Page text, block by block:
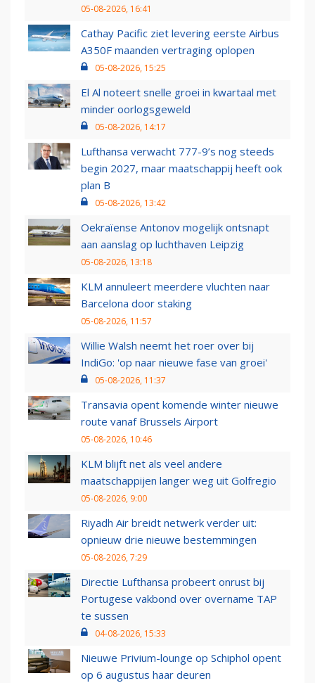
05-08-2026, 16:41
Cathay Pacific ziet levering eerste Airbus
A350F maanden vertraging oplopen
05-08-2026, 15:25
El Al noteert snelle groei in kwartaal met
minder oorlogsgeweld
05-08-2026, 14:17
Lufthansa verwacht 777-9’s nog steeds
begin 2027, maar maatschappij heeft ook
plan B
05-08-2026, 13:42
Oekraïense Antonov mogelijk ontsnapt
aan aanslag op luchthaven Leipzig
05-08-2026, 13:18
KLM annuleert meerdere vluchten naar
Barcelona door staking
05-08-2026, 11:57
Willie Walsh neemt het roer over bij
IndiGo: 'op naar nieuwe fase van groei'
05-08-2026, 11:37
Transavia opent komende winter nieuwe
route vanaf Brussels Airport
05-08-2026, 10:46
KLM blijft net als veel andere
maatschappijen langer weg uit Golfregio
05-08-2026, 9:00
Riyadh Air breidt netwerk verder uit:
opnieuw drie nieuwe bestemmingen
05-08-2026, 7:29
Directie Lufthansa probeert onrust bij
Portugese vakbond over overname TAP
te sussen
04-08-2026, 15:33
Nieuwe Privium-lounge op Schiphol opent
op 6 augustus haar deuren